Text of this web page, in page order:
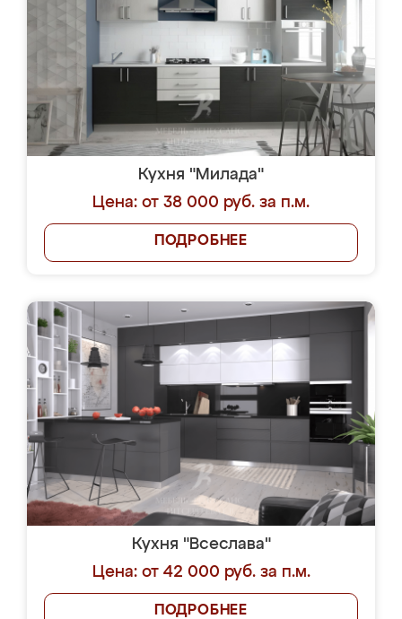
Кухня "Милада"
Цена: от 38 000 руб. за п.м.
ПОДРОБНЕЕ
Кухня "Всеслава"
Цена: от 42 000 руб. за п.м.
ПОДРОБНЕЕ